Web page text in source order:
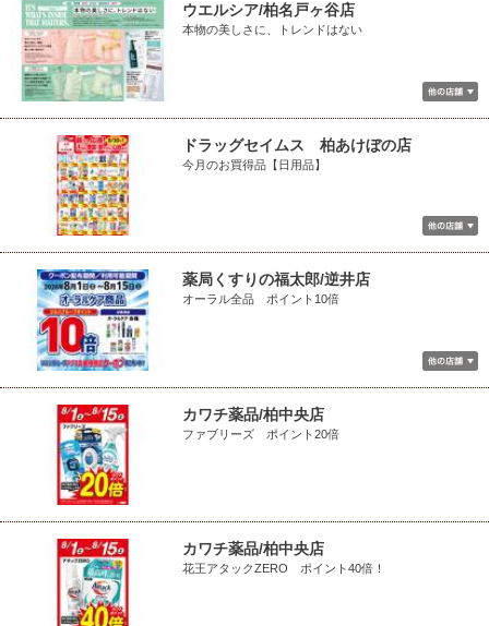
ウエルシア/柏名戸ヶ谷店
本物の美しさに、トレンドはない
ドラッグセイムス 柏あけぼの店
今月のお買得品【日用品】
薬局くすりの福太郎/逆井店
オーラル全品 ポイント10倍
カワチ薬品/柏中央店
ファブリーズ ポイント20倍
カワチ薬品/柏中央店
花王アタックZERO ポイント40倍！